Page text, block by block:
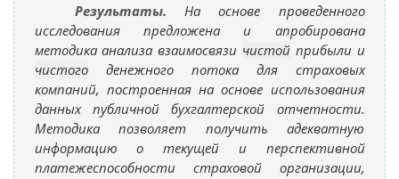
Результаты. На основе проведенного
исследования предложена и апробирована
методика анализа взаимосвязи чистой прибыли и
чистогоденежного потока для страховых
компаний, построенная на основе использования
данных публичной бухгалтерской отчетности.
Методика позволяет получить адекватную
информацию о текущей и перспективной
платежеспособности страховой организации,